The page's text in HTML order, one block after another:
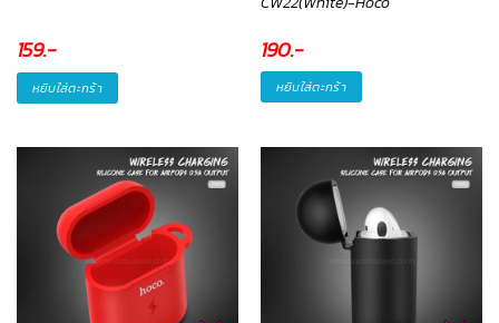
159.-
หยิบใส่ตะกร้า
190.-
หยิบใส่ตะกร้า